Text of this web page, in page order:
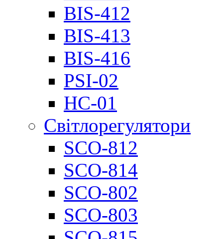
BIS-412
BIS-413
BIS-416
PSI-02
НС-01
Світлорегулятори
SCO-812
SCO-814
SCO-802
SCO-803